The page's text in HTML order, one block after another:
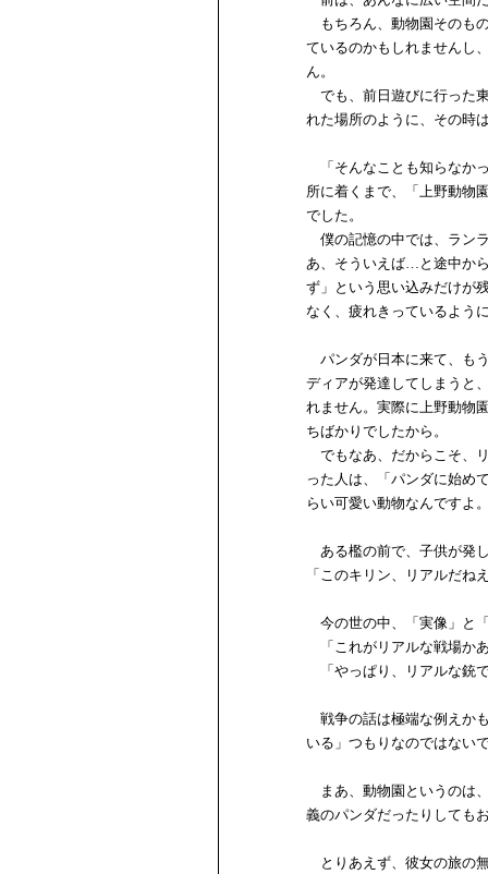
もちろん、動物園そのも
ているのかもしれませんし
ん。
でも、前日遊びに行った
れた場所のように、その時
「そんなことも知らなか
所に着くまで、「上野動物
でした。
僕の記憶の中では、ラン
あ、そういえば…と途中か
ず」という思い込みだけが
なく、疲れきっているよう
パンダが日本に来て、も
ディアが発達してしまうと
れません。実際に上野動物
ちばかりでしたから。
でもなあ、だからこそ、
った人は、「パンダに始め
らい可愛い動物なんですよ
ある檻の前で、子供が発
「このキリン、リアルだね
今の世の中、「実像」と
「これがリアルな戦場か
「やっぱり、リアルな銃
戦争の話は極端な例えか
いる」つもりなのではない
まあ、動物園というのは
義のパンダだったりしても
とりあえず、彼女の旅の